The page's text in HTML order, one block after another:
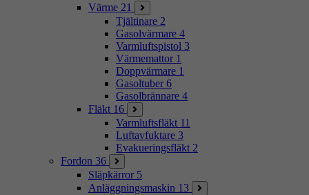
Värme 21
Tjältinare 2
Gasolvärmare 4
Varmluftspistol 3
Värmemattor 1
Doppvärmare 1
Gasoltuber 6
Gasolbrännare 4
Fläkt 16
Varmluftsfläkt 11
Luftavfuktare 3
Evakueringsfläkt 2
Fordon 36
Släpkärror 5
Anläggningsmaskin 13